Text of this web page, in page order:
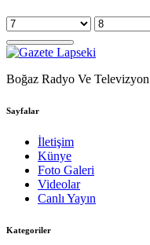
Boğaz Radyo Ve Televizyon
Sayfalar
İletişim
Künye
Foto Galeri
Videolar
Canlı Yayın
Kategoriler